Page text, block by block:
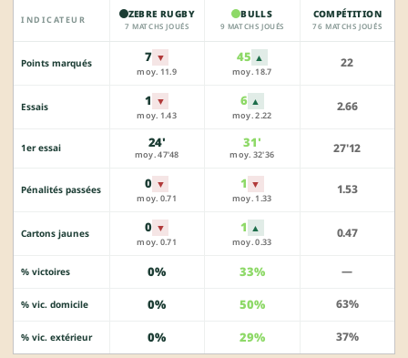
INDICATEUR ZEBRE RUGBY
7 MATCHS JOUÉS
BULLS
9 MATCHS JOUÉS
COMPÉTITION
76 MATCHS JOUÉS
Points marqués 7 ▼
moy. 11.9
45 ▲
moy. 18.7
22
Essais 1 ▼
moy. 1.43
6 ▲
moy. 2.22
2.66
1er essai 24'
moy. 47'48
31'
moy. 32'36 27'12
Pénalités passées 0 ▼
moy. 0.71
1 ▼
moy. 1.33
1.53
Cartons jaunes 0 ▼
moy. 0.71
1 ▲
moy. 0.33
0.47
% victoires 0% 33% —
% vic. domicile 0% 50% 63%
% vic. extérieur 0% 29% 37%